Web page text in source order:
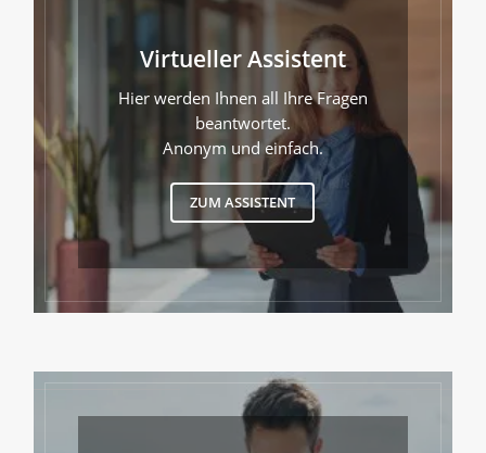
Virtueller Assistent
Hier werden Ihnen all Ihre Fragen
beantwortet.
Anonym und einfach.
ZUM ASSISTENT